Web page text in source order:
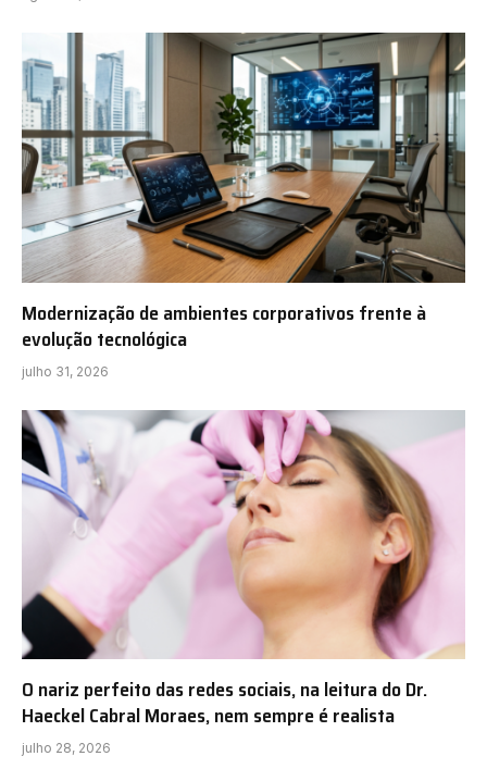
Modernização de ambientes corporativos frente à
evolução tecnológica
julho 31, 2026
O nariz perfeito das redes sociais, na leitura do Dr.
Haeckel Cabral Moraes, nem sempre é realista
julho 28, 2026